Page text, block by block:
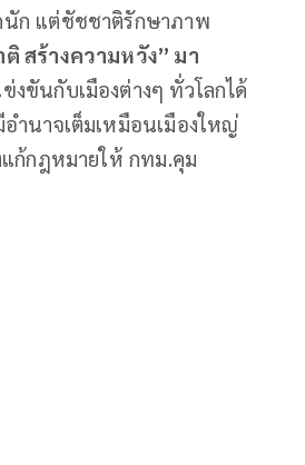
นัก แต่ชัชชาติรักษาภาพ
สร้างความหวัง” มา
งขันกับเมืองต่างๆ ทั่วโลกได้
อำนาจเต็มเหมือนเมืองใหญ่
แก้กฎหมายให้ กทม.คุม